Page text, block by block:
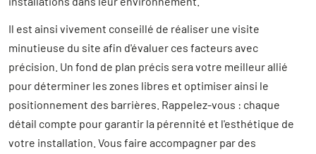
Il est ainsi vivement conseillé de réaliser une visite
minutieuse du site afin d'évaluer ces facteurs avec
précision. Un fond de plan précis sera votre meilleur allié
pour déterminer les zones libres et optimiser ainsi le
positionnement des barrières. Rappelez-vous : chaque
détail compte pour garantir la pérennité et l'esthétique de
votre installation. Vous faire accompagner par des